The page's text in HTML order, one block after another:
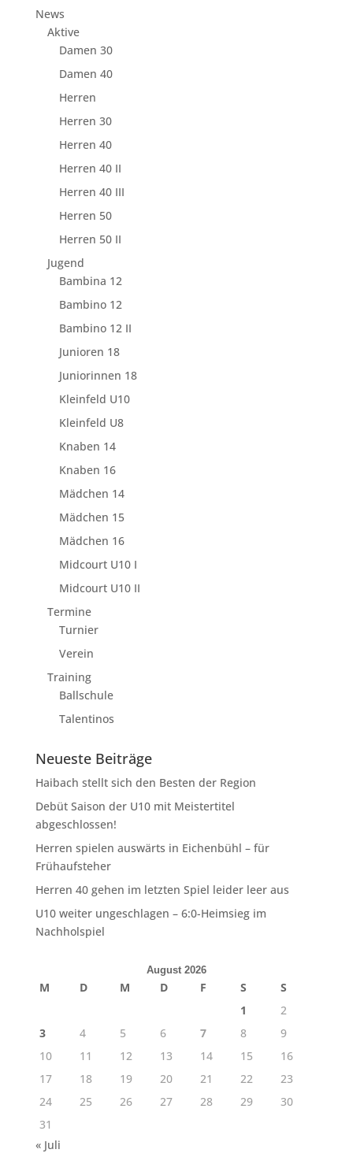
News
Aktive
Damen 30
Damen 40
Herren
Herren 30
Herren 40
Herren 40 II
Herren 40 III
Herren 50
Herren 50 II
Jugend
Bambina 12
Bambino 12
Bambino 12 II
Junioren 18
Juniorinnen 18
Kleinfeld U10
Kleinfeld U8
Knaben 14
Knaben 16
Mädchen 14
Mädchen 15
Mädchen 16
Midcourt U10 I
Midcourt U10 II
Termine
Turnier
Verein
Training
Ballschule
Talentinos
Neueste Beiträge
Haibach stellt sich den Besten der Region
Debüt Saison der U10 mit Meistertitel
abgeschlossen!
Herren spielen auswärts in Eichenbühl – für
Frühaufsteher
Herren 40 gehen im letzten Spiel leider leer aus
U10 weiter ungeschlagen – 6:0-Heimsieg im
Nachholspiel
August 2026
M D M D F S
S
1
2
3
4 5 6 7 8
9
10
11 12 13 14 15
16
17
18 19 20 21 22
23
24
25 26 27 28 29
30
31
« Juli